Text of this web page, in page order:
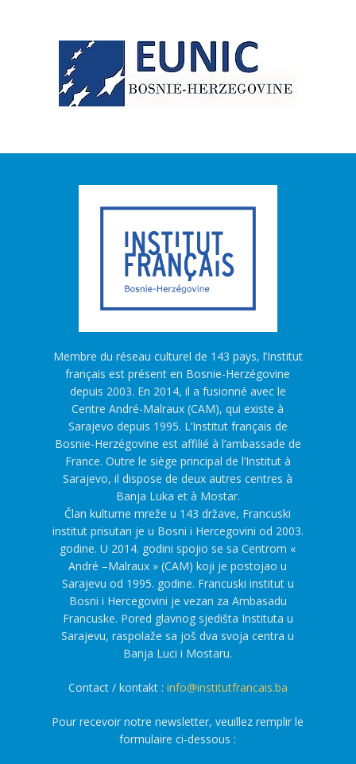
Membre du réseau culturel de 143 pays, l’Institut
français est présent en Bosnie-Herzégovine
depuis 2003. En 2014, il a fusionné avec le
Centre André-Malraux (CAM), qui existe à
Sarajevo depuis 1995. L’Institut français de
Bosnie-Herzégovine est affilié à l’ambassade de
France. Outre le siège principal de l’Institut à
Sarajevo, il dispose de deux autres centres à
Banja Luka et à Mostar.
Član kulturne mreže u 143 države, Francuski
institut prisutan je u Bosni i Hercegovini od 2003.
godine. U 2014. godini spojio se sa Centrom «
André –Malraux » (CAM) koji je postojao u
Sarajevu od 1995. godine. Francuski institut u
Bosni i Hercegovini je vezan za Ambasadu
Francuske. Pored glavnog sjedišta Instituta u
Sarajevu, raspolaže sa još dva svoja centra u
Banja Luci i Mostaru.
Contact / kontakt : info@institutfrancais.ba
Pour recevoir notre newsletter, veuillez remplir le
formulaire ci-dessous :